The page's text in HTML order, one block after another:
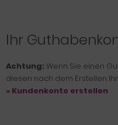
Ihr
Achtung: Wenn Sie einen
diesen nach dem Erstellen
» Kundenkonto erstellen